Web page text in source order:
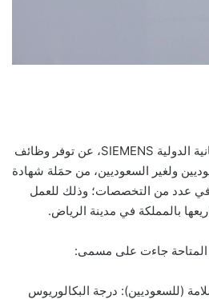
أعلنت شركة سيمينس الألمانية الدولية SIEMENS، عن توفر وظائف
ولغير السعوديين، من حمَلة شهادة
في عدد من التخصصات؛ وذلك للعمل
بالمملكة في مدينة الرياض.
المتاحة جاءت على مسمى:
(للسعوديين): درجة البكالوريوس